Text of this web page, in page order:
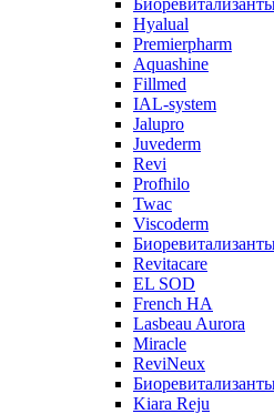
Hyalual
Premierpharm
Aquashine
Fillmed
IAL-system
Jalupro
Juvederm
Revi
Profhilo
Twac
Viscoderm
Revitacare
EL SOD
French HA
Lasbeau Aurora
Miracle
ReviNeux
Kiara Reju